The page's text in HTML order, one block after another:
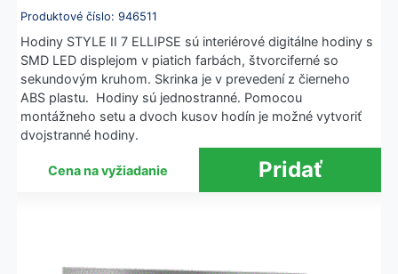
Produktové číslo: 946511
Hodiny STYLE II 7 ELLIPSE sú interiérové digitálne hodiny s
SMD LED displejom v piatich farbách, štvorciferné so
sekundovým kruhom. Skrinka je v prevedení z čierneho
ABS plastu. Hodiny sú jednostranné. Pomocou
montážneho setu a dvoch kusov hodín je možné vytvoriť
dvojstranné hodiny.
Cena na vyžiadanie